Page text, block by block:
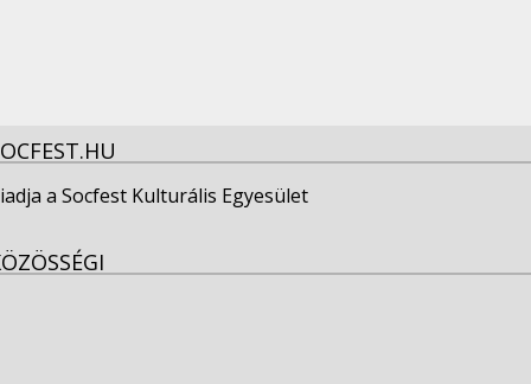
a Socfest Kulturális Egyesület